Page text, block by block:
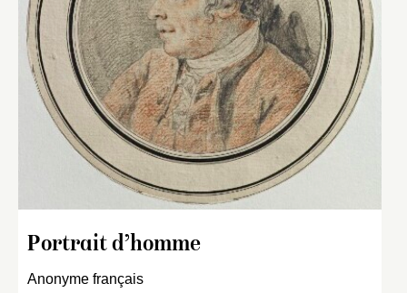
Portrait d’homme
Anonyme français